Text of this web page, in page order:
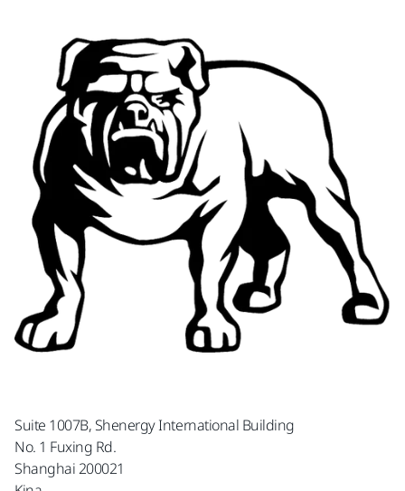
Suite 1007B, Shenergy International Building
No. 1 Fuxing Rd.
Shanghai 200021